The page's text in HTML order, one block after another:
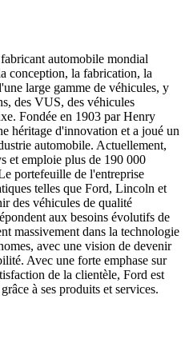
automobile mondial
conception, la fabrication, la
large gamme de véhicules, y
des VUS, des véhicules
Fondée en 1903 par Henry
héritage d'innovation et a joué un
automobile. Actuellement,
et emploie plus de 190 000
portefeuille de l'entreprise
telles que Ford, Lincoln et
des véhicules de qualité
aux besoins évolutifs de
massivement dans la technologie
avec une vision de devenir
Avec une forte emphase sur
de la clientèle, Ford est
à ses produits et services.